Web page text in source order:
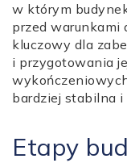
w którym
przed warunkami
kluczowy dla
i przygotowania
bardziej stabilna
Etapy